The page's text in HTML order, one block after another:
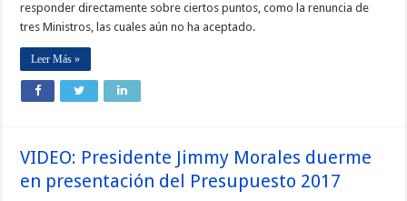
responder directamente sobre ciertos puntos, como la renuncia de
tres Ministros, las cuales aún no ha aceptado.
Leer Más »
VIDEO: Presidente Jimmy Morales duerme
en presentación del Presupuesto 2017